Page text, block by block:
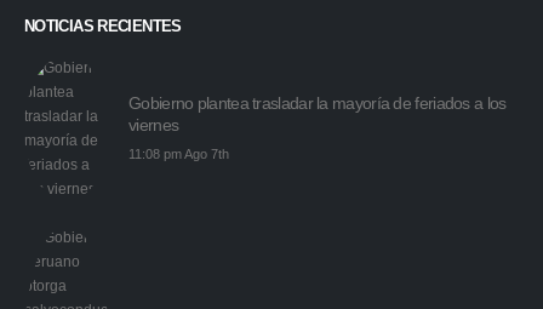
NOTICIAS RECIENTES
Gobierno plantea trasladar la mayoría de feriados a los
viernes
11:08 pm Ago 7th